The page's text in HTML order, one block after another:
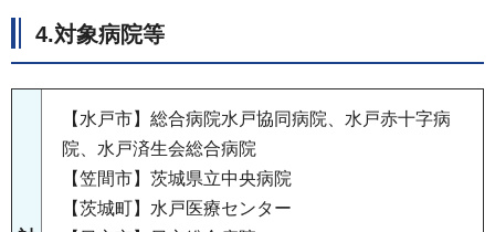
4.対象病院等
【水戸市】総合病院水戸協同病院、水戸赤十字病
院、水戸済生会総合病院
【笠間市】茨城県立中央病院
【茨城町】水戸医療センター